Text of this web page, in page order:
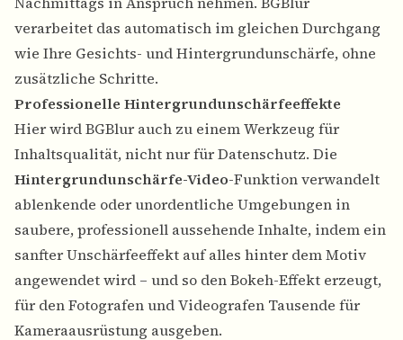
verarbeitet das automatisch im gleichen Durchgang
wie Ihre Gesichts- und Hintergrundunschärfe, ohne
zusätzliche Schritte.
Professionelle Hintergrundunschärfeeffekte
Hier wird BGBlur auch zu einem Werkzeug für
Inhaltsqualität, nicht nur für Datenschutz. Die
Hintergrundunschärfe-Video-Funktion verwandelt
ablenkende oder unordentliche Umgebungen in
saubere, professionell aussehende Inhalte, indem ein
sanfter Unschärfeeffekt auf alles hinter dem Motiv
angewendet wird – und so den Bokeh-Effekt erzeugt,
für den Fotografen und Videografen Tausende für
Kameraausrüstung ausgeben.